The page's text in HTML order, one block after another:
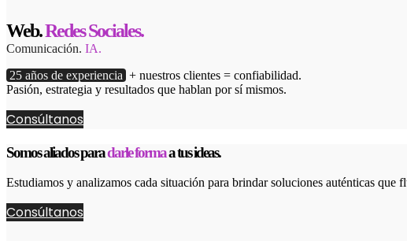
Web.Redes Sociales.
Comunicación. IA.
25 años de experiencia + nuestros clientes = confiabilidad.
Pasión, estrategia y resultados que hablan por sí mismos.
Consúltanos
Somos aliados paradarle formaa tus ideas.
Estudiamos y analizamos cada situación para brindar soluciones auténticas
Consúltanos